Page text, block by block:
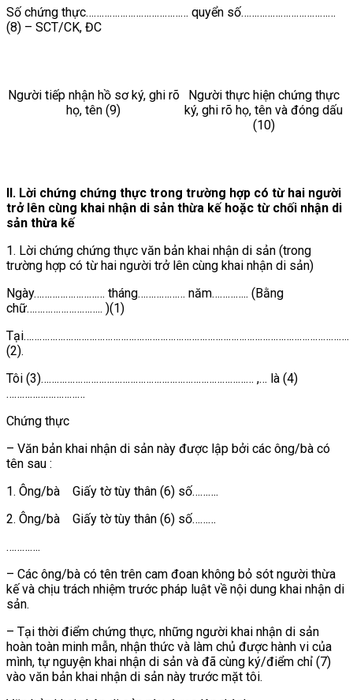
Số chứng thực………………………………… quyển số………………………………
(8) – SCT/CK, ĐC
Người tiếp nhận hồ sơ ký, ghi rõ
họ, tên (9)
Người thực hiện chứng thực
ký, ghi rõ họ, tên và đóng dấu
(10)
II. Lời chứng chứng thực trong trường hợp có từ hai người
trở lên cùng khai nhận di sản thừa kế hoặc từ chối nhận di
sản thừa kế
1. Lời chứng chứng thực văn bản khai nhận di sản (trong
trường hợp có từ hai người trở lên cùng khai nhận di sản)
Ngày……………………… tháng……………… năm………….. (Bằng
chữ……………………….. )(1)
Tại…………………………………………………………………………………………………………….
(2).
Tôi (3)……………………………………………………………………… ,… là (4)
…………………………
Chứng thực
– Văn bản khai nhận di sản này được lập bởi các ông/bà có
tên sau :
1. Ông/bà Giấy tờ tùy thân (6) số……….
2. Ông/bà Giấy tờ tùy thân (6) số………
………….
– Các ông/bà có tên trên cam đoan không bỏ sót người thừa
kế và chịu trách nhiệm trước pháp luật về nội dung khai nhận di
sản.
– Tại thời điểm chứng thực, những người khai nhận di sản
hoàn toàn minh mẫn, nhận thức và làm chủ được hành vi của
mình, tự nguyện khai nhận di sản và đã cùng ký/điểm chỉ (7)
vào văn bản khai nhận di sản này trước mặt tôi.